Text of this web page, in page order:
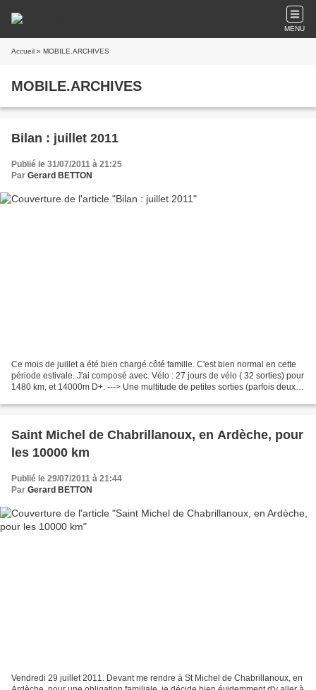
MENU
Accueil » MOBILE.ARCHIVES
MOBILE.ARCHIVES
Bilan : juillet 2011
Publié le 31/07/2011 à 21:25
Par Gerard BETTON
Ce mois de juillet a été bien chargé côté famille. C'est bien normal en cette
période estivale. J'ai composé avec. Vélo : 27 jours de vélo ( 32 sorties) pour
1480 km, et 14000m D+. ---> Une multitude de petites sorties (parfois deux
Saint Michel de Chabrillanoux, en Ardèche, pour
les 10000 km
Publié le 29/07/2011 à 21:44
Par Gerard BETTON
Vendredi 29 juillet 2011. Devant me rendre à St Michel de Chabrillanoux, en